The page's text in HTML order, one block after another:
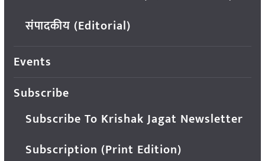
संपादकीय (Editorial)
Events
Subscribe
Subscribe To Krishak Jagat Newsletter
Subscription (Print Edition)